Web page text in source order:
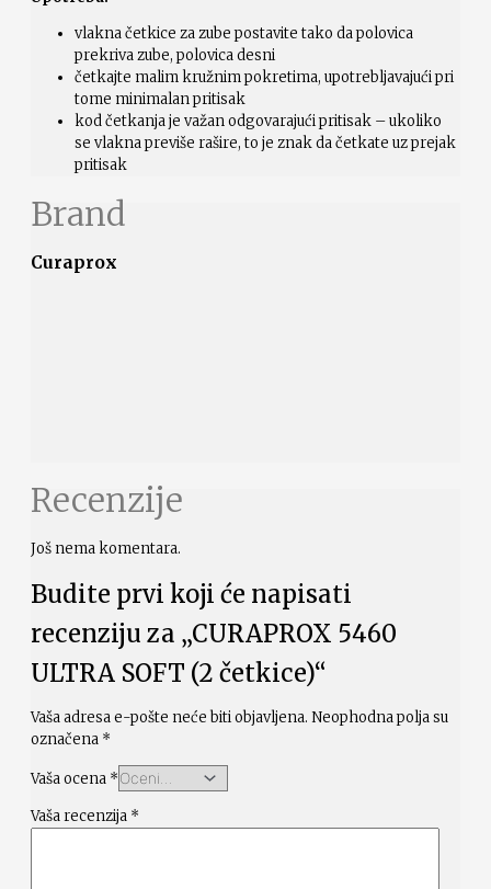
vlakna četkice za zube postavite tako da polovica
prekriva zube, polovica desni
četkajte malim kružnim pokretima, upotrebljavajući pri
tome minimalan pritisak
kod četkanja je važan odgovarajući pritisak – ukoliko
se vlakna previše rašire, to je znak da četkate uz prejak
pritisak
Brand
Curaprox
Recenzije
Još nema komentara.
Budite prvi koji će napisati
recenziju za „CURAPROX 5460
ULTRA SOFT (2 četkice)“
Vaša adresa e-pošte neće biti objavljena. Neophodna polja su
označena *
Vaša ocena *
Vaša recenzija *